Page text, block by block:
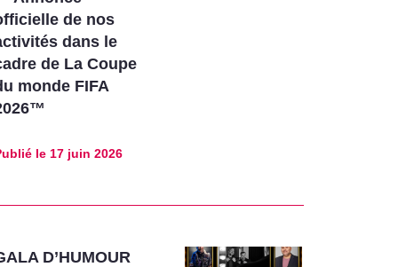
de nos
dans le
de La Coupe
monde FIFA
le17 juin 2026
D’HUMOUR